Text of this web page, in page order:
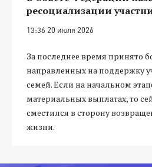
ресоциализации
13:36 20 июля 2026
За последнее время принято
направленных на поддержку
семей. Если на начальном
материальных выплатах, то
сместился в сторону
жизни.